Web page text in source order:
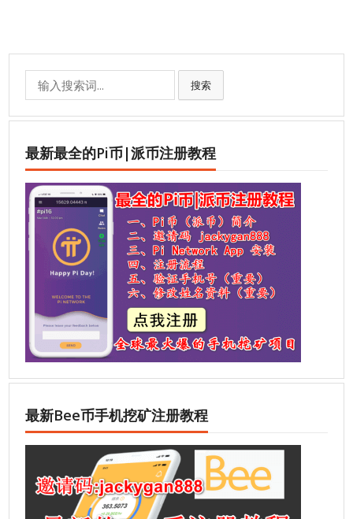
Search
for:
搜索
最新最全的Pi币|派币注册教程
最新Bee币手机挖矿注册教程